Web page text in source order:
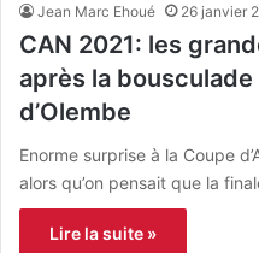
Jean Marc Ehoué 26 janvier
CAN 2021: les
après la
d’Olembe
Enorme surprise à la Coupe
alors qu’on pensait que la
Lire la suite »